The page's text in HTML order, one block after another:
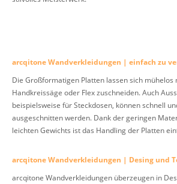
arcqitone Wandverkleidungen | einfach zu
Die Großformatigen Platten lassen sich mühelos
Handkreissäge oder Flex zuschneiden. Auch
beispielsweise für Steckdosen, können schnell
ausgeschnitten werden. Dank der geringen
leichten Gewichts ist das Handling der Platten
arcqitone Wandverkleidungen | Desing und
arcqitone Wandverkleidungen überzeugen in